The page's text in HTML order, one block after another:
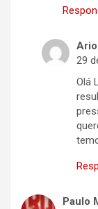
29
Olá
Paulo